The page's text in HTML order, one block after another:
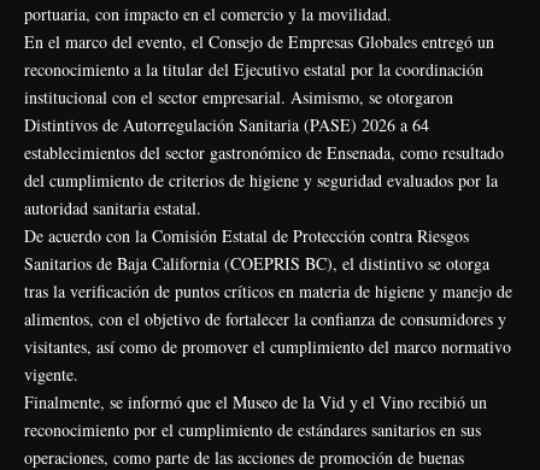
portuaria, con impacto en el comercio y la movilidad.
En el marco del evento, el Consejo de Empresas Globales entregó un
reconocimiento a la titular del Ejecutivo estatal por la coordinación
institucional con el sector empresarial. Asimismo, se otorgaron
Distintivos de Autorregulación Sanitaria (PASE) 2026 a 64
establecimientos del sector gastronómico de Ensenada, como resultado
del cumplimiento de criterios de higiene y seguridad evaluados por la
autoridad sanitaria estatal.
De acuerdo con la Comisión Estatal de Protección contra Riesgos
Sanitarios de Baja California (COEPRIS BC), el distintivo se otorga
tras la verificación de puntos críticos en materia de higiene y manejo de
alimentos, con el objetivo de fortalecer la confianza de consumidores y
visitantes, así como de promover el cumplimiento del marco normativo
vigente.
Finalmente, se informó que el Museo de la Vid y el Vino recibió un
reconocimiento por el cumplimiento de estándares sanitarios en sus
operaciones, como parte de las acciones de promoción de buenas